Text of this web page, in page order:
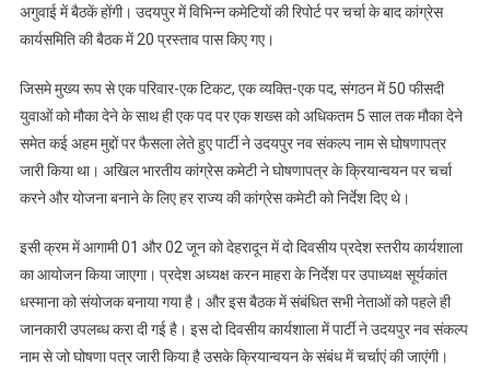
महत्वपूर्ण
अगुवाई में बैठकें होंगी। उदयपुर में विभिन्न कमेटियों की रिपोर्ट पर चर्चा के बाद कांग्रेस
कार्यसमिति की बैठक में 20 प्रस्ताव पास किए गए।
जिसमे मुख्य रूप से एक परिवार-एक टिकट, एक व्यक्ति-एक पद, संगठन में 50 फीसदी
युवाओं को मौका देने के साथ ही एक पद पर एक शख्स को अधिकतम 5 साल तक मौका देने
समेत कई अहम मुद्दों पर फैसला लेते हुए पार्टी ने उदयपुर नव संकल्प नाम से घोषणापत्र
जारी किया था। अखिल भारतीय कांग्रेस कमेटी ने घोषणापत्र के क्रियान्वयन पर चर्चा
करने और योजना बनाने के लिए हर राज्य की कांग्रेस कमेटी को निर्देश दिए थे।
इसी क्रम में आगामी 01 और 02 जून को देहरादून में दो दिवसीय प्रदेश स्तरीय कार्यशाला
का आयोजन किया जाएगा। प्रदेश अध्यक्ष करन माहरा के निर्देश पर उपाध्यक्ष सूर्यकांत
धस्माना को संयोजक बनाया गया है। और इस बैठक में संबंधित सभी नेताओं को पहले ही
जानकारी उपलब्ध करा दी गई है। इस दो दिवसीय कार्यशाला में पार्टी ने उदयपुर नव संकल्प
नाम से जो घोषणा पत्र जारी किया है उसके क्रियान्वयन के संबंध में चर्चाएं की जाएंगी।